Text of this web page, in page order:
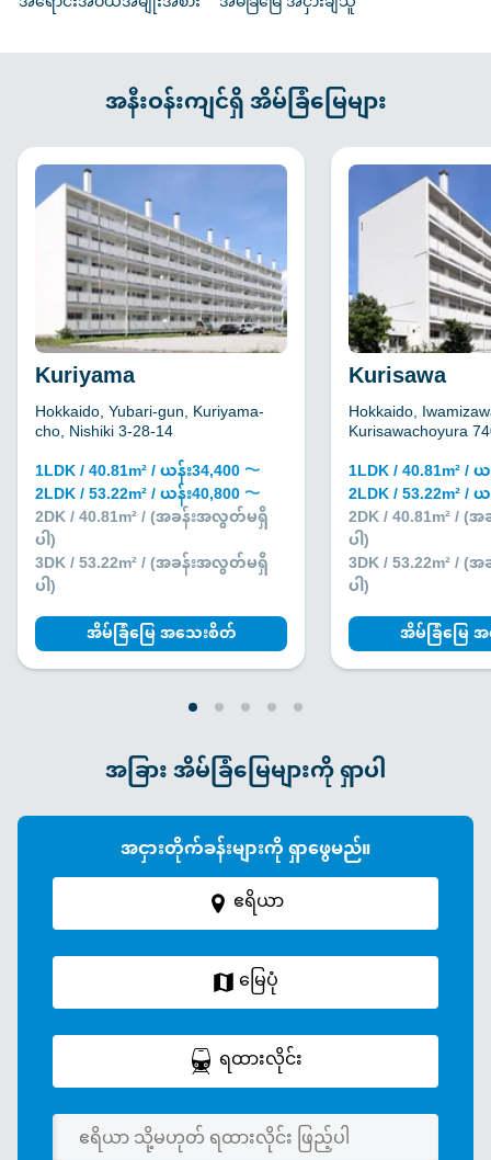
အနီးဝန်းကျင်ရှိ အိမ်ခြံမြေများ
Kuriyama
Hokkaido, Yubari-gun, Kuriyama-
cho, Nishiki 3-28-14
1LDK / 40.81m² / ယန်း34,400 〜
2LDK / 53.22m² / ယန်း40,800 〜
2DK / 40.81m² / (အခန်းအလွတ်မရှိ
ပါ)
3DK / 53.22m² / (အခန်းအလွတ်မရှိ
ပါ)
အိမ်ခြံမြေ အသေးစိတ်
Kurisawa
Hokkaido,
Kurisawachoyura
1LDK / 40.81m² /
2LDK / 53.22m² /
2DK / 40.81m² /
ပါ)
3DK / 53.22m² /
ပါ)
အိမ်ခြံမြေ
အခြား အိမ်ခြံမြေများကို ရှာပါ
အငှားတိုက်ခန်းများကို ရှာဖွေမည်။
ဧရိယာ
မြေပုံ
ရထားလိုင်း